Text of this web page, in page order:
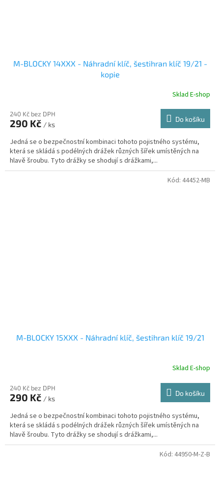
M-BLOCKY 14XXX - Náhradní klíč, šestihran klíč 19/21 -
kopie
Sklad E-shop
240 Kč bez DPH
290 Kč / ks
Do košíku
Jedná se o bezpečnostní kombinaci tohoto pojistného systému,
která se skládá s podélných drážek různých šířek umístěných na
hlavě šroubu. Tyto drážky se shodují s drážkami,...
M-BLOCKY 15XXX - Náhradní klíč, šestihran klíč 19/21
Sklad E-shop
240 Kč bez DPH
290 Kč / ks
Do košíku
Jedná se o bezpečnostní kombinaci tohoto pojistného systému,
která se skládá s podélných drážek různých šířek umístěných na
hlavě šroubu. Tyto drážky se shodují s drážkami,...
Kód: 44452-MB
Kód: 44950-M-Z-B